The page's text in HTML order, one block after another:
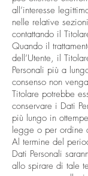
all’interesse
nelle relative
contattando il
Quando il
dell’Utente, il
Personali più a
consenso non
Titolare potrebbe
conservare i Dati
più lungo in
legge o per ordine
Al termine del
Dati Personali
allo spirare di tale